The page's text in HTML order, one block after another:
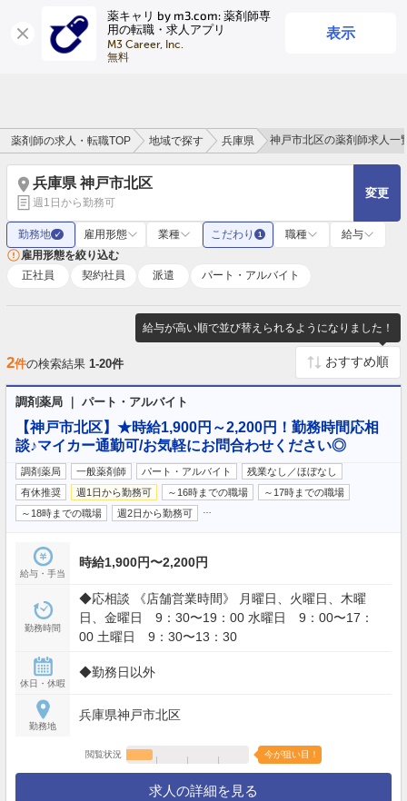
薬キャリ by m3.com: 薬剤師専
用の転職・求人アプリ
M3 Career, Inc.
無料
表示
ログイン
薬剤師の求人・転職TOP 地域で探す 兵庫県 神戸市北区の薬剤師求人一
兵庫県 神戸市北区
週1日から勤務可
変更
勤務地 ✓ 雇用形態 業種 こだわり 1 職種
給与
雇用形態を絞り込む
正社員
契約社員 派遣 パート・アルバイト
給与が高い順で並び替えられるようになりました！
2件の検索結果 1-20件
調剤薬局 ｜ パート・アルバイト
【神戸市北区】★時給1,900円～2,200円！勤務時間応相
談♪マイカー通勤可/お気軽にお問合わせください◎
調剤薬局 一般薬剤師 パート・アルバイト
残業なし／ほぼなし
有休推奨
週1日から勤務可 ～16時までの職場
～17時までの職場
～18時までの職場
週2日から勤務可
給与・手当
時給1,900円〜2,200円
勤務時間
◆応相談 《店舗営業時間》 月曜日、火曜日、木曜
日、金曜日 9：30〜19：00 水曜日 9：00〜17：
00 土曜日 9：30〜13：30
休日・休暇
◆勤務日以外
勤務地
兵庫県神戸市北区
閲覧状況 今が狙い目！
求人の詳細を見る